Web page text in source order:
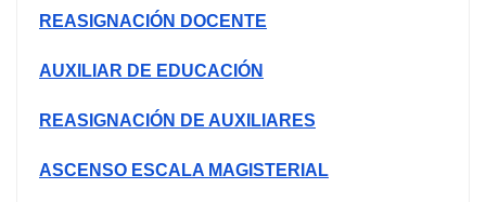
REASIGNACIÓN DOCENTE
AUXILIAR DE EDUCACIÓN
REASIGNACIÓN DE AUXILIARES
ASCENSO ESCALA MAGISTERIAL